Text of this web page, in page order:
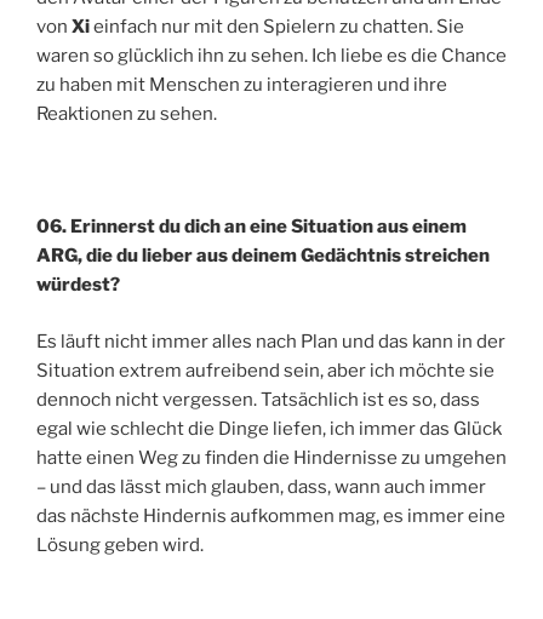
von Xieinfach nur mit den Spielern zu chatten. Sie
waren so glücklich ihn zu sehen. Ich liebe es die Chance
zu haben mit Menschen zu interagieren und ihre
Reaktionen zu sehen.
06. Erinnerst du dich an eine Situation aus einem
ARG, die du lieber aus deinem Gedächtnis streichen
würdest?
Es läuft nicht immer alles nach Plan und das kann in der
Situation extrem aufreibend sein, aber ich möchte sie
dennoch nicht vergessen. Tatsächlich ist es so, dass
egal wie schlecht die Dinge liefen, ich immer das Glück
hatte einen Weg zu finden die Hindernisse zu umgehen
– und das lässt mich glauben, dass, wann auch immer
das nächste Hindernis aufkommen mag, es immer eine
Lösung geben wird.